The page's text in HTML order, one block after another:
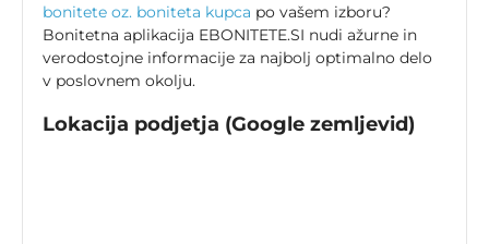
bonitete oz. boniteta kupca po vašem izboru?
Bonitetna aplikacija EBONITETE.SI nudi ažurne in
verodostojne informacije za najbolj optimalno delo
v poslovnem okolju.
Lokacija podjetja (Google zemljevid)